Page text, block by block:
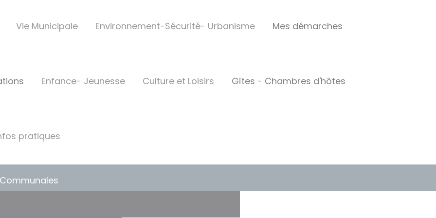
Vie Municipale Environnement-Sécurité- Urbanisme Mes démarches
Enfance- Jeunesse Culture et Loisirs Gîtes - Chambres d'hôtes
pratiques